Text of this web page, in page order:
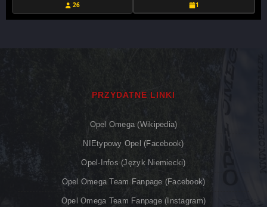
26 1
PRZYDATNE LINKI
Opel Omega (Wikipedia)
NIEtypowy Opel (Facebook)
Opel-Infos (język Niemiecki)
Opel Omega Team Fanpage (Facebook)
Opel Omega Team Fanpage (Instagram)